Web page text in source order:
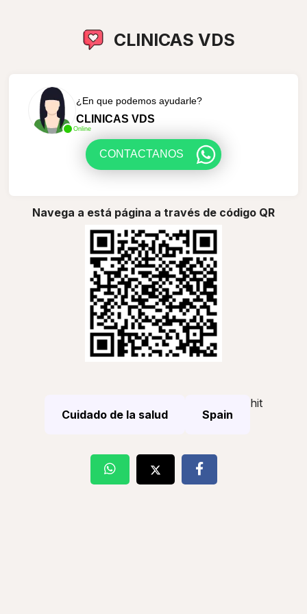
CLINICAS VDS
Online
¿En que podemos ayudarle?
CLINICAS VDS
CONTACTANOS
Navega a está página a través de código QR
Cuidado de la salud Spain
hit